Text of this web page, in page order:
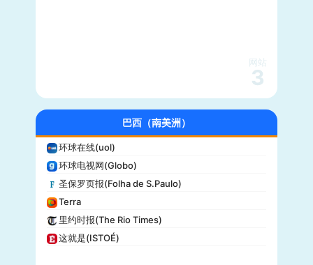
Vice
商业内幕(Business Insider)
iHeartRadio
纽约客(New Yorker)
娱乐周刊(Entertainment Weekly)
芝加哥论坛报(Chicago Tribune)
财富(Fortune)
纽约每日新闻(New York Daily News)
网站
3
巴西（南美洲）
环球在线(uol)
环球电视网(Globo)
圣保罗页报(Folha de S.Paulo)
Terra
里约时报(The Rio Times)
这就是(ISTOÉ)